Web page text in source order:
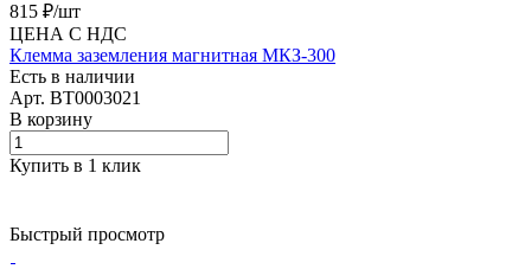
815 ₽/шт
ЦЕНА С НДС
Клемма заземления магнитная МКЗ-300
Есть в наличии
Арт. BT0003021
В корзину
Купить в 1 клик
Быстрый просмотр